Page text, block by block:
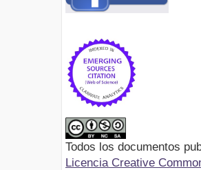
Todos los documentos
Licencia Creative